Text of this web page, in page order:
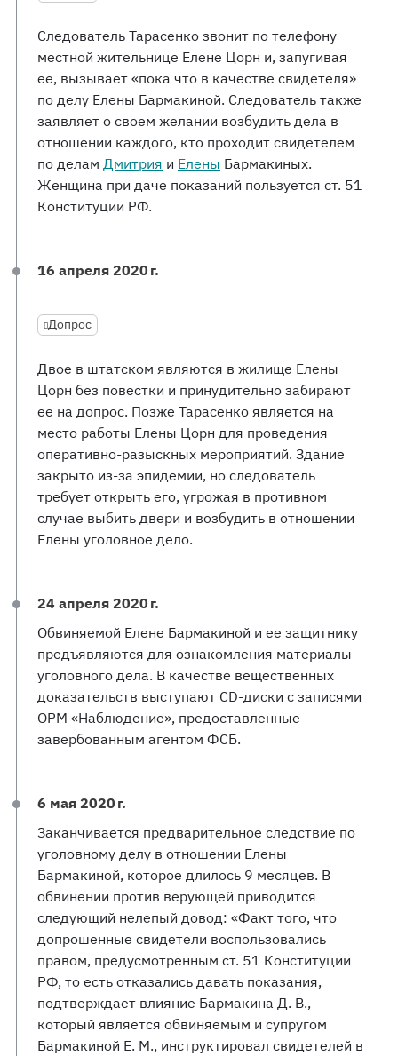
Следователь Тарасенко звонит по телефону
местной жительнице Елене Цорн и, запугивая
ее, вызывает «пока что в качестве свидетеля»
по делу Елены Бармакиной. Следователь также
заявляет о своем желании возбудить дела в
отношении каждого, кто проходит свидетелем
по делам Дмитрия и Елены Бармакиных.
Женщина при даче показаний пользуется ст. 51
Конституции РФ.
16 апреля 2020 г.
Допрос
Двое в штатском являются в жилище Елены
Цорн без повестки и принудительно забирают
ее на допрос. Позже Тарасенко является на
место работы Елены Цорн для проведения
оперативно-разыскных мероприятий. Здание
закрыто из-за эпидемии, но следователь
требует открыть его, угрожая в противном
случае выбить двери и возбудить в отношении
Елены уголовное дело.
24 апреля 2020 г.
Обвиняемой Елене Бармакиной и ее защитнику
предъявляются для ознакомления материалы
уголовного дела. В качестве вещественных
доказательств выступают CD-диски с записями
ОРМ «Наблюдение», предоставленные
завербованным агентом ФСБ.
6 мая 2020 г.
Заканчивается предварительное следствие по
уголовному делу в отношении Елены
Бармакиной, которое длилось 9 месяцев. В
обвинении против верующей приводится
следующий нелепый довод: «Факт того, что
допрошенные свидетели воспользовались
правом, предусмотренным ст. 51 Конституции
РФ, то есть отказались давать показания,
подтверждает влияние Бармакина Д. В.,
который является обвиняемым и супругом
Бармакиной Е. М., инструктировал свидетелей в